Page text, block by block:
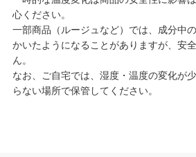
心ください。
一部商品（ルージュなど）では、成分中
かいたようになることがありますが、安
ん。
なお、ご自宅では、湿度・温度の変化が
らない場所で保管してください。